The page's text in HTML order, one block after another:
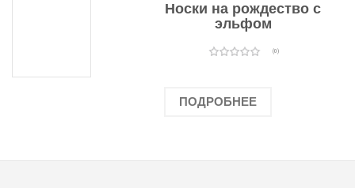
Носки на рождество с
эльфом
(0)
ПОДРОБНЕЕ